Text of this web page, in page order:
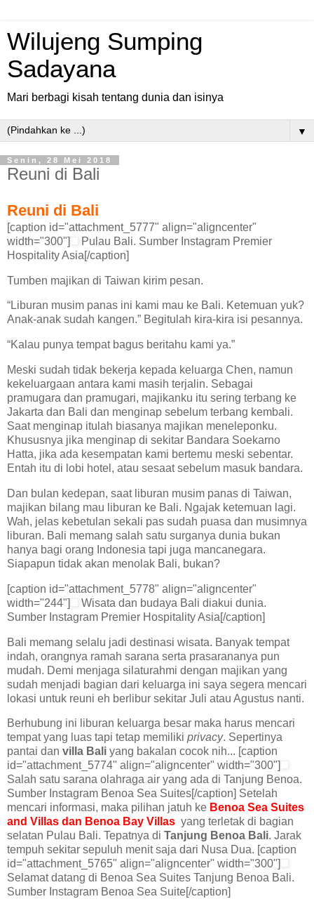
Wilujeng Sumping
Sadayana
Mari berbagi kisah tentang dunia dan isinya
▼
Senin, 28 Mei 2018
Reuni di Bali
Reuni di Bali
[caption id="attachment_5777" align="aligncenter"
width="300"]
Pulau Bali. Sumber Instagram Premier
Hospitality Asia[/caption]
Tumben majikan di Taiwan kirim pesan.
“Liburan musim panas ini kami mau ke Bali. Ketemuan yuk?
Anak-anak sudah kangen.” Begitulah kira-kira isi pesannya.
“Kalau punya tempat bagus beritahu kami ya.”
Meski sudah tidak bekerja kepada keluarga Chen, namun
kekeluargaan antara kami masih terjalin. Sebagai
pramugara dan pramugari, majikanku itu sering terbang ke
Jakarta dan Bali dan menginap sebelum terbang kembali.
Saat menginap itulah biasanya majikan meneleponku.
Khususnya jika menginap di sekitar Bandara Soekarno
Hatta, jika ada kesempatan kami bertemu meski sebentar.
Entah itu di lobi hotel, atau sesaat sebelum masuk bandara.
Dan bulan kedepan, saat liburan musim panas di Taiwan,
majikan bilang mau liburan ke Bali. Ngajak ketemuan lagi.
Wah, jelas kebetulan sekali pas sudah puasa dan musimnya
liburan. Bali memang salah satu surganya dunia bukan
hanya bagi orang Indonesia tapi juga mancanegara.
Siapapun tidak akan menolak Bali, bukan?
[caption id="attachment_5778" align="aligncenter"
width="244"]
Wisata dan budaya Bali diakui dunia.
Sumber Instagram Premier Hospitality Asia[/caption]
Bali memang selalu jadi destinasi wisata. Banyak tempat
indah, orangnya ramah sarana serta prasarananya pun
mudah. Demi menjaga silaturahmi dengan majikan yang
sudah menjadi bagian dari keluarga ini saya segera mencari
lokasi untuk reuni eh berlibur sekitar Juli atau Agustus nanti.
Berhubung ini liburan keluarga besar maka harus mencari
tempat yang luas tapi tetap memiliki privacy. Sepertinya
pantai dan villa Bali yang bakalan cocok nih... [caption
id="attachment_5774" align="aligncenter" width="300"]
Salah satu sarana olahraga air yang ada di Tanjung Benoa.
Sumber Instagram Benoa Sea Suites[/caption] Setelah
mencari informasi, maka pilihan jatuh ke Benoa Sea Suites
and Villas dan Benoa Bay Villas yang terletak di bagian
selatan Pulau Bali. Tepatnya di Tanjung Benoa Bali. Jarak
tempuh sekitar sepuluh menit saja dari Nusa Dua. [caption
id="attachment_5765" align="aligncenter" width="300"]
Selamat datang di Benoa Sea Suites Tanjung Benoa Bali.
Sumber Instagram Benoa Sea Suite[/caption]